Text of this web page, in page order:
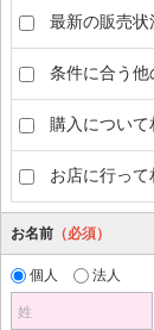
最新の販売
条件に合う
購入につい
お店に行っ
お名前 （必須）
個人 法人
姓